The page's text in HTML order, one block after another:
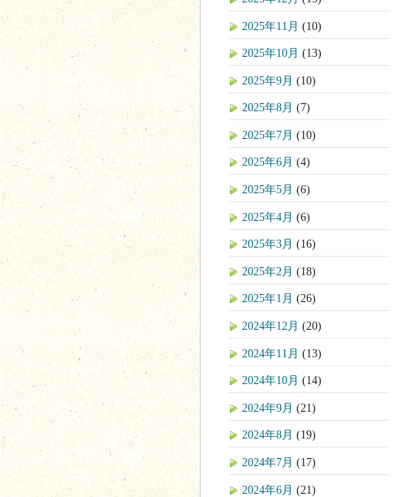
2025年11月 (10)
2025年10月 (13)
2025年9月 (10)
2025年8月 (7)
2025年7月 (10)
2025年6月 (4)
2025年5月 (6)
2025年4月 (6)
2025年3月 (16)
2025年2月 (18)
2025年1月 (26)
2024年12月 (20)
2024年11月 (13)
2024年10月 (14)
2024年9月 (21)
2024年8月 (19)
2024年7月 (17)
2024年6月 (21)